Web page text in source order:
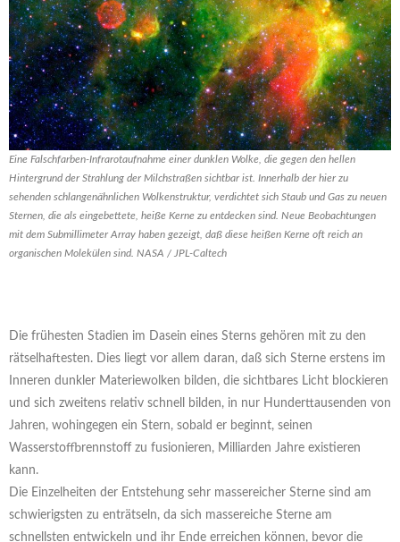
Eine Falschfarben-Infrarotaufnahme einer dunklen Wolke, die gegen den hellen
Hintergrund der Strahlung der Milchstraßen sichtbar ist. Innerhalb der hier zu
sehenden schlangenähnlichen Wolkenstruktur, verdichtet sich Staub und Gas zu neuen
Sternen, die als eingebettete, heiße Kerne zu entdecken sind. Neue Beobachtungen
mit dem Submillimeter Array haben gezeigt, daß diese heißen Kerne oft reich an
organischen Molekülen sind. NASA / JPL-Caltech
Die frühesten Stadien im Dasein eines Sterns gehören mit zu den
rätselhaftesten. Dies liegt vor allem daran, daß sich Sterne erstens im
Inneren dunkler Materiewolken bilden, die sichtbares Licht blockieren
und sich zweitens relativ schnell bilden, in nur Hunderttausenden von
Jahren, wohingegen ein Stern, sobald er beginnt, seinen
Wasserstoffbrennstoff zu fusionieren, Milliarden Jahre existieren
kann.
Die Einzelheiten der Entstehung sehr massereicher Sterne sind am
schwierigsten zu enträtseln, da sich massereiche Sterne am
schnellsten entwickeln und ihr Ende erreichen können, bevor die